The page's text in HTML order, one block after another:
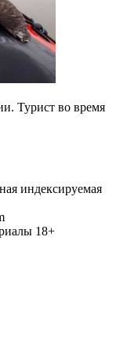
Турист во время
индексируемая
18+